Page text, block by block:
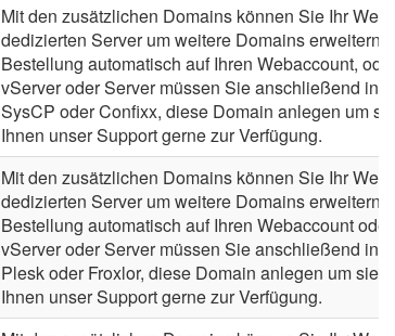
Mit den zusätzlichen Domains können Sie Ihr
dedizierten Server um weitere Domains
Bestellung automatisch auf Ihren Webaccount,
vServer oder Server müssen Sie anschließend in
SysCP oder Confixx, diese Domain anlegen um
Ihnen unser Support gerne zur Verfügung.
Mit den zusätzlichen Domains können Sie Ihr
dedizierten Server um weitere Domains
Bestellung automatisch auf Ihren Webaccount
vServer oder Server müssen Sie anschließend in
Plesk oder Froxlor, diese Domain anlegen um sie
Ihnen unser Support gerne zur Verfügung.